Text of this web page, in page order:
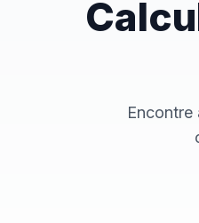
Encontre